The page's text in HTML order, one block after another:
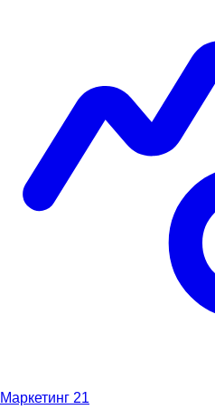
Маркетинг 21